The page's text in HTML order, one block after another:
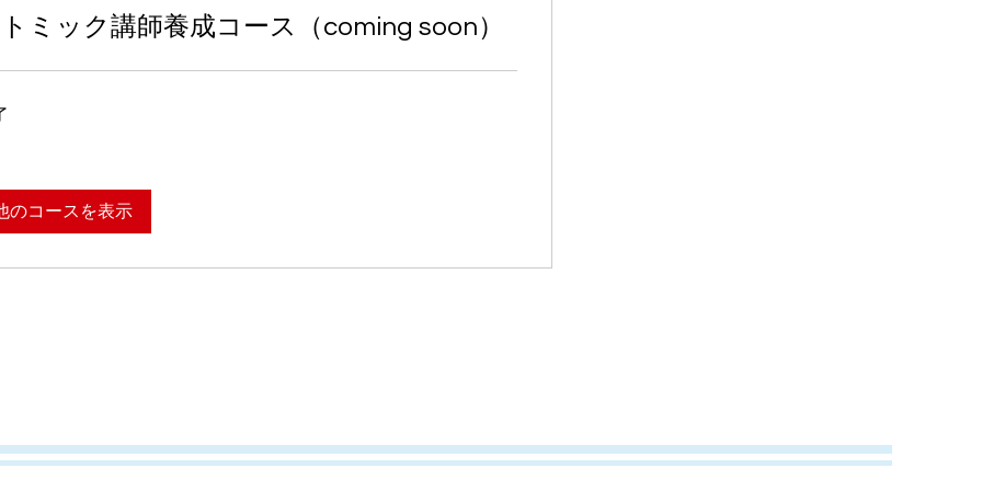
トミック講師養成コース（coming soon）
のコースを表示